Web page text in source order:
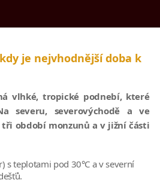
je nejvhodnější doba k
vlhké, tropické podnebí, které
severu, severovýchodě a ve
období monzunů a v jižní části
s teplotami pod 30°C a v severní